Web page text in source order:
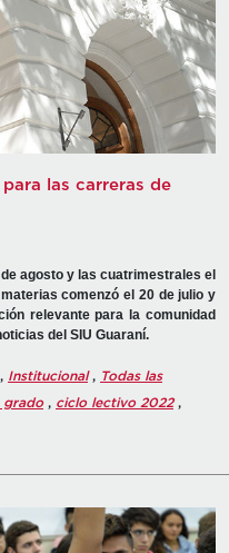
las carreras de
agosto y las cuatrimestrales el
comenzó el 20 de julio y
relevante para la comunidad
del SIU Guaraní.
Institucional, Todas las
grado, ciclo lectivo 2022,